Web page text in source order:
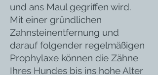
und ans Maul gegriffen wird.
Mit einer gründlichen
Zahnsteinentfernung und
darauf folgender regelmäßigen
Prophylaxe können die Zähne
Ihres Hundes bis ins hohe Alter